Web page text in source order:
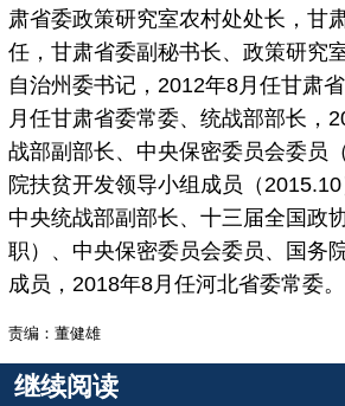
肃省委政策研究室农村处处长，甘
任，甘肃省委副秘书长、政策研究
自治州委书记，2012年8月任甘肃
月任甘肃省委常委、统战部部长，
战部副部长、中央保密委员会委员
院扶贫开发领导小组成员（
中央统战部副部长、十三届全国政
职）、中央保密委员会委员、国务
成员，2018年8月任河北省委常委。
责编：董健雄
继续阅读